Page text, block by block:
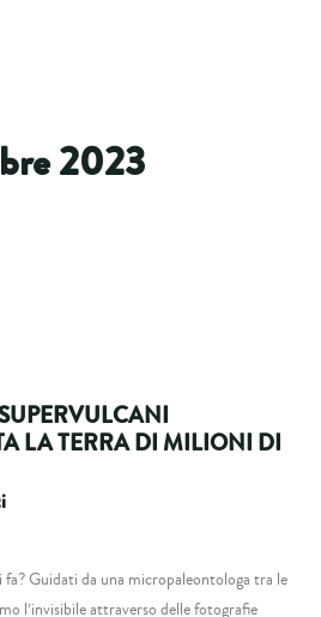
2023
LA TERRA DI MILIONI DI
Guidati da una micropaleontologa tra le
l’invisibile attraverso delle fotografie